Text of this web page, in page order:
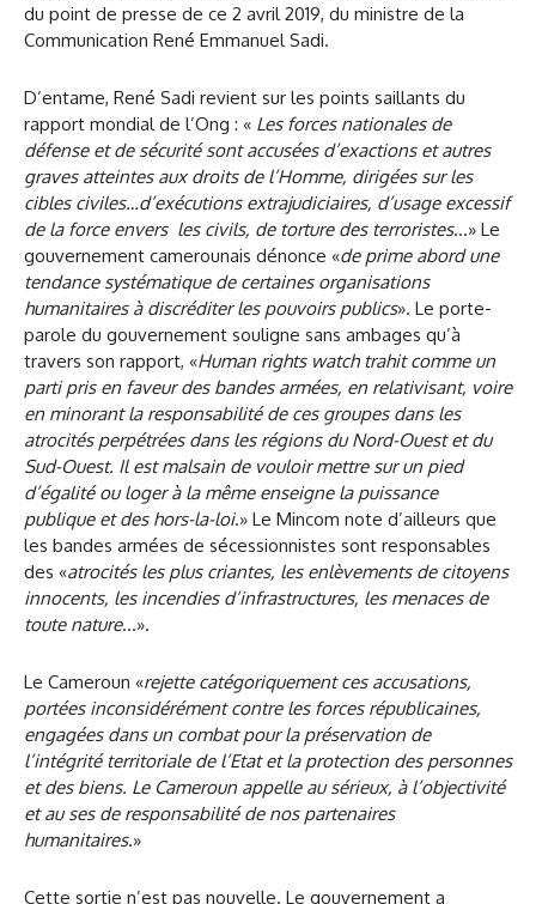
du point de presse de ce 2 avril 2019, du ministre de la
Communication René Emmanuel Sadi.
D’entame, René Sadi revient sur les points saillants du
rapport mondial de l’Ong : « Les forces nationales de
défense et de sécurité sont accusées d’exactions et autres
graves atteintes aux droits de l’Homme, dirigées sur les
cibles civiles…d’exécutions extrajudiciaires, d’usage excessif
de la force envers les civils, de torture des terroristes…» Le
gouvernement camerounais dénonce «de prime abord une
tendance systématique de certaines organisations
humanitaires à discréditer les pouvoirs publics». Le porte-
parole du gouvernement souligne sans ambages qu’à
travers son rapport, «Human rights watch trahit comme un
parti pris en faveur des bandes armées, en relativisant, voire
en minorant la responsabilité de ces groupes dans les
atrocités perpétrées dans les régions du Nord-Ouest et du
Sud-Ouest. Il est malsain de vouloir mettre sur un pied
d’égalité ou loger à la même enseigne la puissance
publique et des hors-la-loi.» Le Mincom note d’ailleurs que
les bandes armées de sécessionnistes sont responsables
des «atrocités les plus criantes, les enlèvements de citoyens
innocents, les incendies d’infrastructures, les menaces de
toute nature…».
Le Cameroun «rejette catégoriquement ces accusations,
portées inconsidérément contre les forces républicaines,
engagées dans un combat pour la préservation de
l’intégrité territoriale de l’Etat et la protection des personnes
et des biens. Le Cameroun appelle au sérieux, à l’objectivité
et au ses de responsabilité de nos partenaires
humanitaires.»
Cette sortie n’est pas nouvelle. Le gouvernement a